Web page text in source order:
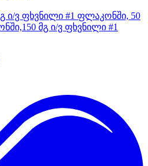
ი/ვ ფხვნილი #1 ფლაკონში, 50
მგ ი/ვ ფხვნილი #1